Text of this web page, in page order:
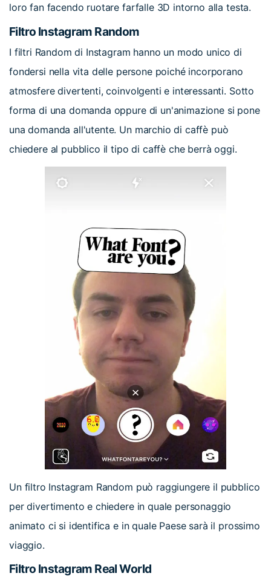
loro fan facendo ruotare farfalle 3D intorno alla testa.
Filtro Instagram Random
I filtri Random di Instagram hanno un modo unico di
fondersi nella vita delle persone poiché incorporano
atmosfere divertenti, coinvolgenti e interessanti. Sotto
forma di una domanda oppure di un'animazione si pone
una domanda all'utente. Un marchio di caffè può
chiedere al pubblico il tipo di caffè che berrà oggi.
Un filtro Instagram Random può raggiungere il pubblico
per divertimento e chiedere in quale personaggio
animato ci si identifica e in quale Paese sarà il prossimo
viaggio.
Filtro Instagram Real World